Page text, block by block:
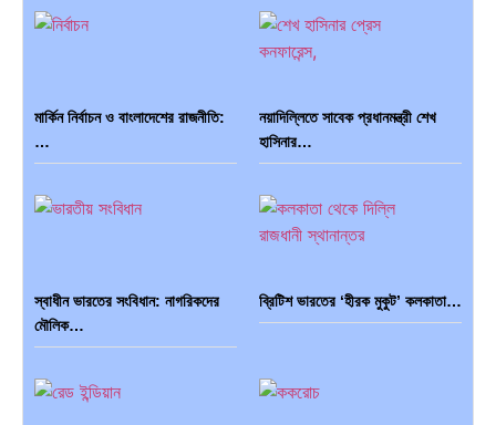
মার্কিন নির্বাচন ও বাংলাদেশের রাজনীতি:
…
নয়াদিল্লিতে সাবেক প্রধানমন্ত্রী শেখ
হাসিনার…
স্বাধীন ভারতের সংবিধান: নাগরিকদের
মৌলিক…
ব্রিটিশ ভারতের ‘হীরক মুকুট’ কলকাতা…